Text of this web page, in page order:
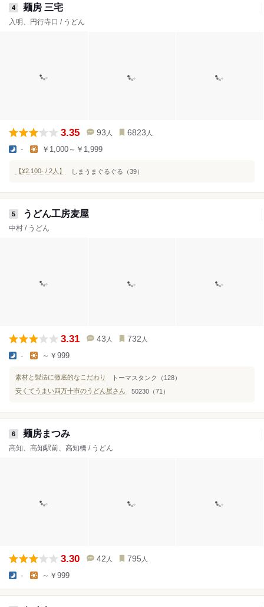
4 麺房 三宅
入明、円行寺口 / うどん
3.35 93 人 6823 人
- ￥1,000～￥1,999
【¥2.100- / 2人】 しまうまぐるぐる（39）
5 うどん工房麦屋
中村 / うどん
3.31 43 人 732 人
- ～￥999
素材と製法に徹底的なこだわり
トーマスタンク（128）
安くてうまい四万十市のうどん屋さん
50230（71）
6 麺房まつみ
高知、高知駅前、高知橋 / うどん
3.30 42 人 795 人
- ～￥999